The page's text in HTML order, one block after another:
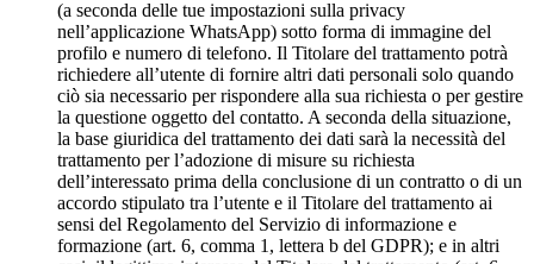
(a seconda delle tue impostazioni sulla privacy
nell’applicazione WhatsApp) sotto forma di immagine del
profilo e numero di telefono. Il Titolare del trattamento potrà
richiedere all’utente di fornire altri dati personali solo quando
ciò sia necessario per rispondere alla sua richiesta o per gestire
la questione oggetto del contatto. A seconda della situazione,
la base giuridica del trattamento dei dati sarà la necessità del
trattamento per l’adozione di misure su richiesta
dell’interessato prima della conclusione di un contratto o di un
accordo stipulato tra l’utente e il Titolare del trattamento ai
sensi del Regolamento del Servizio di informazione e
formazione (art. 6, comma 1, lettera b del GDPR); e in altri